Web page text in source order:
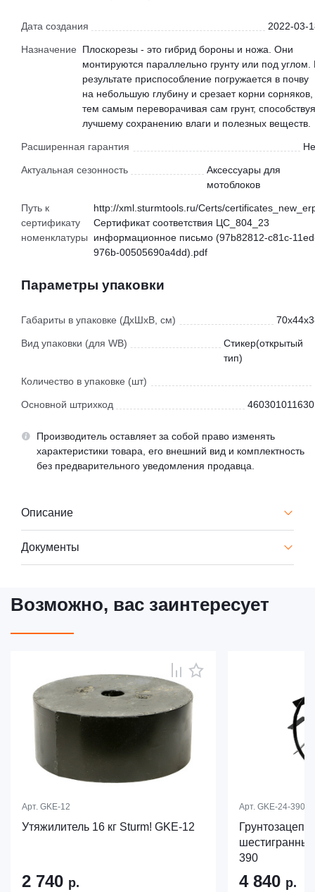
Дата создания 2022-03-
Назначение
Плоскорезы - это гибрид бороны и ножа. Они
монтируются параллельно грунту или под углом.
результате приспособление погружается в почву
на небольшую глубину и срезает корни сорняков,
тем самым переворачивая сам грунт, способствуя
лучшему сохранению влаги и полезных веществ.
Расширенная гарантия
Актуальная сезонность
Аксессуары для
мотоблоков
Путь к
сертификату
номенклатуры
http://xml.sturmtools.ru/Certs/
Сертификат соответствия ЦС_804_23
информационное письмо (97b82812-c81c-
976b-00505690a4dd).pdf
Параметры упаковки
Габариты в упаковке (ДхШхВ, см)
Вид упаковки (для WB)
Стикер(открытый
тип)
Количество в упаковке (шт)
Основной штрихкод
Производитель оставляет за собой право изменять
характеристики товара, его внешний вид и комплектность
без предварительного уведомления продавца.
Описание
Документы
Возможно, вас заинтересует
Арт. GKE-12
Утяжилитель 16 кг Sturm! GKE-12
2 740 р.
Арт. GKE-24-390
390
4 840 р.